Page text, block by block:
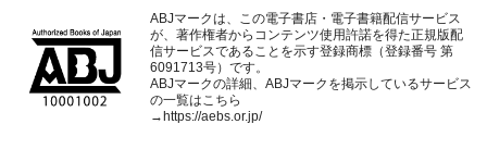
ABJマークは、この電子書店・電子書籍配信サービス
が、著作権者からコンテンツ使用許諾を得た正規版配
信サービスであることを示す登録商標（登録番号 第
6091713号）です。
ABJマークの詳細、ABJマークを掲示しているサービス
の一覧はこちら
→https://aebs.or.jp/